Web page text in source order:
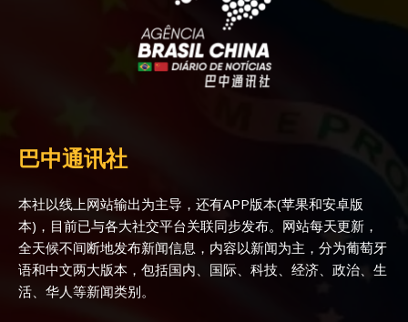
巴中通讯社
本社以线上网站输出为主导，还有APP版本(苹果和安卓版
本)，目前已与各大社交平台关联同步发布。网站每天更新，
全天候不间断地发布新闻信息，内容以新闻为主，分为葡萄牙
语和中文两大版本，包括国内、国际、科技、经济、政治、生
活、华人等新闻类别。